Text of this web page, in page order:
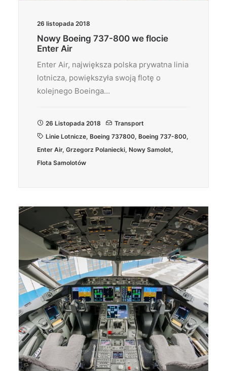
26 listopada 2018
Nowy Boeing 737-800 we flocie
Enter Air
Enter Air, największa polska prywatna linia
lotnicza, powiększyła swoją flotę o
kolejnego Boeinga…
26 Listopada 2018
Transport
Linie Lotnicze, Boeing 737800, Boeing 737-800,
Enter Air, Grzegorz Polaniecki, Nowy Samolot,
Flota Samolotów